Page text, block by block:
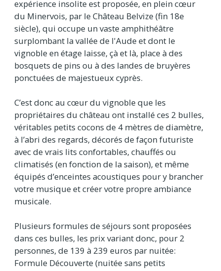
expérience insolite est proposée, en plein cœur
du Minervois, par le Château Belvize (fin 18e
siècle), qui occupe un vaste amphithéâtre
surplombant la vallée de l'Aude et dont le
vignoble en étage laisse, çà et là, place à des
bosquets de pins ou à des landes de bruyères
ponctuées de majestueux cyprès.
C’est donc au cœur du vignoble que les
propriétaires du château ont installé ces 2 bulles,
véritables petits cocons de 4 mètres de diamètre,
à l’abri des regards, décorés de façon futuriste
avec de vrais lits confortables, chauffés ou
climatisés (en fonction de la saison), et même
équipés d’enceintes acoustiques pour y brancher
votre musique et créer votre propre ambiance
musicale.
Plusieurs formules de séjours sont proposées
dans ces bulles, les prix variant donc, pour 2
personnes, de 139 à 239 euros par nuitée:
Formule Découverte (nuitée sans petits